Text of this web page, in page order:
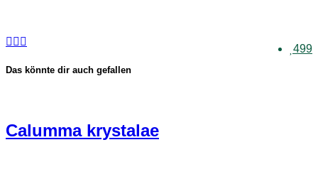
499
Das könnte dir auch gefallen
Calumma krystalae